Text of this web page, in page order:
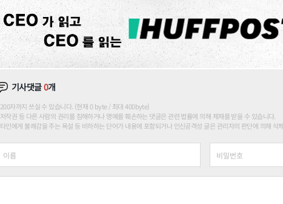
기사댓글0개
200자까지 쓰실 수 있습니다. (현재 0 byte / 최대 400byte)
저작권 등 다른 사람의 권리를 침해하거나 명예를 훼손하는 댓글은 관련 법률에 의해 제재를 받을 수 있습니다.
타인에게 불쾌감을 주는 욕설 등 비하하는 단어가 내용에 포함되거나 인신공격성 글은 관리자의 판단에 의해 삭